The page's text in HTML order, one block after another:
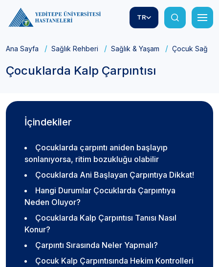
TR
Ana Sayfa Sağlık Rehberi Sağlık & Yaşam Çocuk Sağlığı
Çocuklarda Kalp Çarpıntısı
İçindekiler
Çocuklarda çarpıntı aniden başlayıp
sonlanıyorsa, ritim bozukluğu olabilir
Çocuklarda Ani Başlayan Çarpıntıya Dikkat!
Hangi Durumlar Çocuklarda Çarpıntıya
Neden Oluyor?
Çocuklarda Kalp Çarpıntısı Tanısı Nasıl
Konur?
Çarpıntı Sırasında Neler Yapmalı?
Çocuk Kalp Çarpıntısında Hekim Kontrolleri